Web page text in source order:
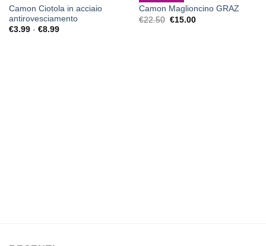
Aggiungi
Camon Ciotola in acciaio
antirovesciamento
€3.99 - €8.99Fascia
Aggiungi
Camon Maglioncino GRAZ
€22.50 Il
€15.00Il